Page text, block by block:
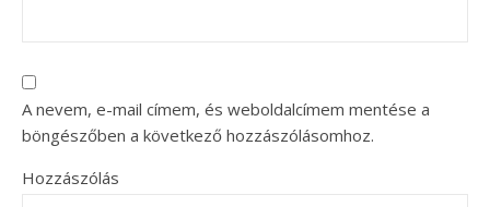
A nevem, e-mail címem, és weboldalcímem mentése a
böngészőben a következő hozzászólásomhoz.
Hozzászólás